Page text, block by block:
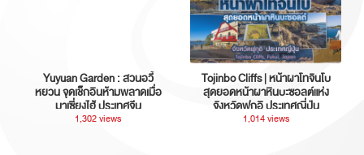
Yuyuan Garden : สวนอวี้
หยวน จุดเช็กอินห้ามพลาดเมื่อ
มาเซี่ยงไฮ้ ประเทศจีน
1,302 views
Tojinbo Cliffs | หน้าผาโทจินโบ
สุดยอดหน้าผาหินบะซอลต์แห่ง
จังหวัดฟุกุอิ ประเทศญี่ปุ่น
1,014 views